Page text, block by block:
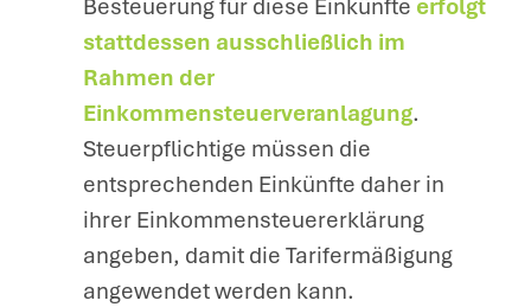
Besteuerung für diese Einkünfte erfolgt
stattdessen ausschließlich im
Rahmen der
Einkommensteuerveranlagung.
Steuerpflichtige müssen die
entsprechenden Einkünfte daher in
ihrer Einkommensteuererklärung
angeben, damit die Tarifermäßigung
angewendet werden kann.